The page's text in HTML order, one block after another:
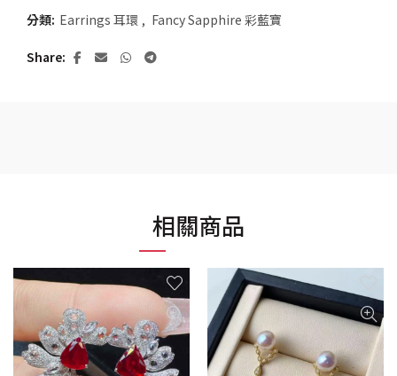
分類: Earrings 耳環 , Fancy Sapphire 彩藍寶
Share
相關商品